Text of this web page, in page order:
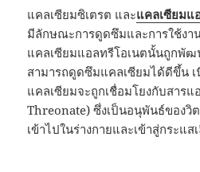
แคลเซียมซิเตรต และแคลเซียมแ
มีลักษณะการดูดซึมและการใช้งา
แคลเซียมแอลทรีโอเนตนั้นถูกพัฒ
สามารถดูดซึมแคลเซียมได้ดีขึ้น
แคลเซียมจะถูกเชื่อมโยงกับสารแ
Threonate) ซึ่งเป็นอนุพันธ์ของวิ
เข้าไปในร่างกายและเข้าสู่กระแ